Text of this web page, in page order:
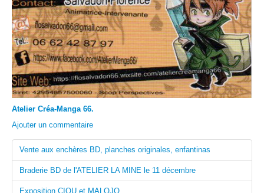
Atelier Créa-Manga 66.
Ajouter un commentaire
Vente aux enchères BD, planches originales, enfantinas
Braderie BD de l'ATELIER LA MINE le 11 décembre
Exposition CIOU et MALOJO